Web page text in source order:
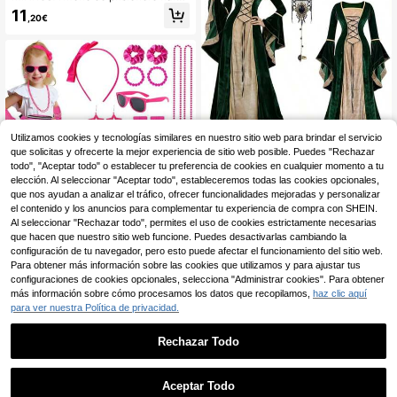
ja brillante con cremallera delanter
a, adecuado para Halloween, Pasc
e tela sin elasticidad, adecuado par
a eventos temáticos y juegos de rol
de prisión, fácil de limpiar, diseño si
mple, ajuste cómodo
11 ,20€
Almacén UE Disfraces y conjuntos d
e fiesta
20,49€
Almacén UE Disfraces y conjuntos d
e fiesta
21 Left
23 ,49€
1
Utilizamos cookies y tecnologías similares en nuestro sitio web para brindar el servicio
que solicitas y ofrecerte la mejor experiencia de sitio web posible. Puedes "Rechazar
todo", "Aceptar todo" o establecer tu preferencia de cookies en cualquier momento a tu
elección. Al seleccionar "Aceptar todo", estableceremos todas las cookies opcionales,
que nos ayudan a analizar el tráfico, ofrecer funcionalidades mejoradas y personalizar
el contenido y los anuncios para complementar tu experiencia de compra con SHEIN.
Al seleccionar "Rechazar todo", permites el uso de cookies estrictamente necesarias
que hacen que nuestro sitio web funcione. Puedes desactivarlas cambiando la
configuración de tu navegador, pero esto puede afectar el funcionamiento del sitio web.
Para obtener más información sobre las cookies que utilizamos y para ajustar tus
configuraciones de cookies opcionales, selecciona "Administrar cookies". Para obtener
más información sobre cómo procesamos los datos que recopilamos, haz clic aquí
para ver nuestra Política de privacidad.
Rechazar Todo
Aceptar Todo